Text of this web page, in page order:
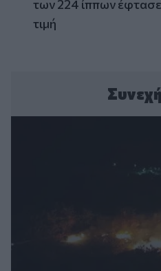
των 224 ίππων
τιμή